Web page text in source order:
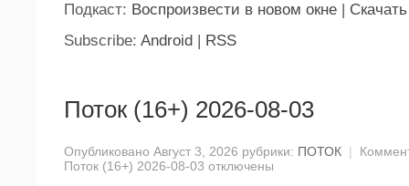
Подкаст: Воспроизвести в новом окне
Скачать
Subscribe: Android RSS
Поток (16+) 2026-08-03
Опубликовано Август 3, 2026 рубрики: ПОТОК |
Поток (16+) 2026-08-03 отключены